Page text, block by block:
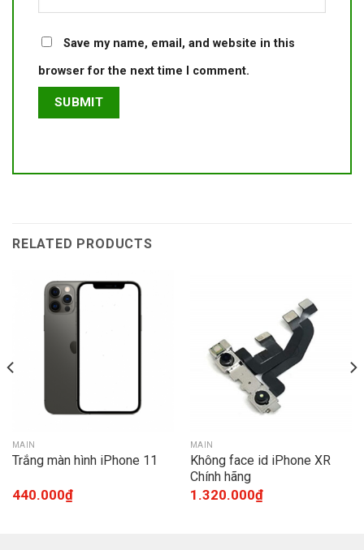
Save my name, email, and website in this
browser for the next time I comment.
RELATED PRODUCTS
MAIN
Trắng màn hình iPhone 11
440.000₫
MAIN
Không face id iPhone XR
Chính hãng
1.320.000₫